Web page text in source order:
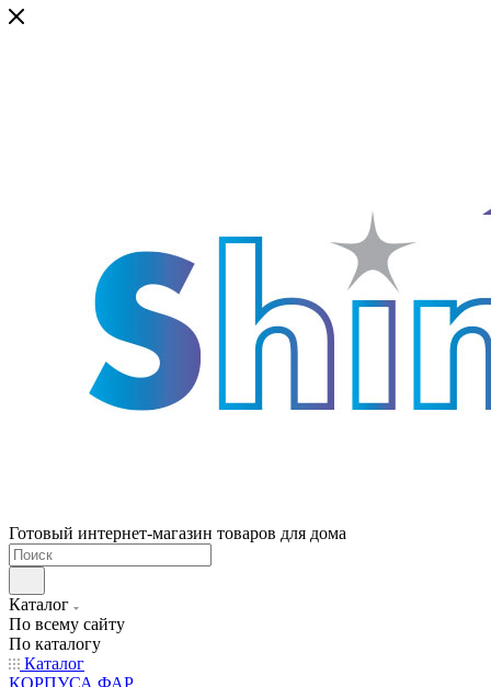
Готовый интернет-магазин товаров для дома
Каталог
По всему сайту
По каталогу
Каталог
КОРПУСА ФАР